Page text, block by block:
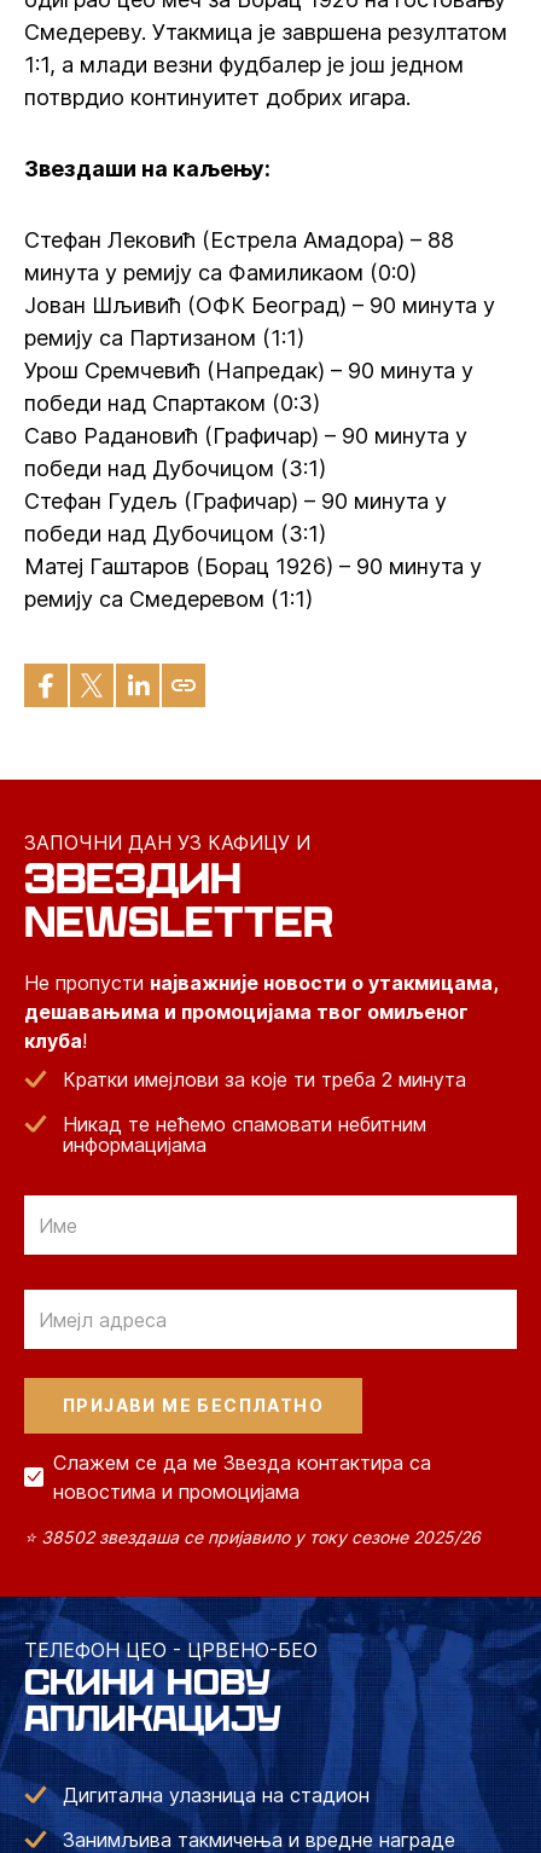
Смедереву. Утакмица је завршена резултатом
1:1, а млади везни фудбалер је још једном
потврдио континуитет добрих игара.
Звездаши на каљењу:
Стефан Лековић (Естрела Амадора) – 88
минута у ремију са Фамиликаом (0:0)
Јован Шљивић (ОФК Београд) – 90 минута у
ремију са Партизаном (1:1)
Урош Сремчевић (Напредак) – 90 минута у
победи над Спартаком (0:3)
Саво Радановић (Графичар) – 90 минута у
победи над Дубочицом (3:1)
Стефан Гудељ (Графичар) – 90 минута у
победи над Дубочицом (3:1)
Матеј Гаштаров (Борац 1926) – 90 минута у
ремију са Смедеревом (1:1)
ЗАПОЧНИ ДАН УЗ КАФИЦУ И
ЗВЕЗДИН
NEWSLETTER
Не пропусти најважније новости о утакмицама,
дешавањима и промоцијама твог омиљеног
клуба!
Кратки имејлови за које ти треба 2 минута
Никад те нећемо спамовати небитним
информацијама
Слажем се да ме Звезда контактира са
новостима и промоцијама
⭐ 38502 звездаша се пријавило у току сезоне 2025/26
ТЕЛЕФОН ЦЕО - ЦРВЕНО-БЕО
СКИНИ НОВУ
АПЛИКАЦИЈУ
Дигитална улазница на стадион
Занимљива такмичења и вредне награде